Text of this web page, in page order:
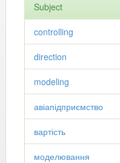
Subject
controlling
direction
modeling
авіапідприємство
вартість
моделювання